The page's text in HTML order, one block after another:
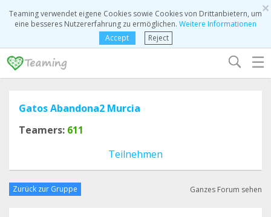
×
Teaming verwendet eigene Cookies sowie Cookies von Drittanbietern, um
eine besseres Nutzererfahrung zu ermöglichen. Weitere Informationen
Accept
Reject
☰
Gatos Abandona2 Murcia
Teamers: 611
Teilnehmen
Zurück zur Gruppe Ganzes Forum sehen